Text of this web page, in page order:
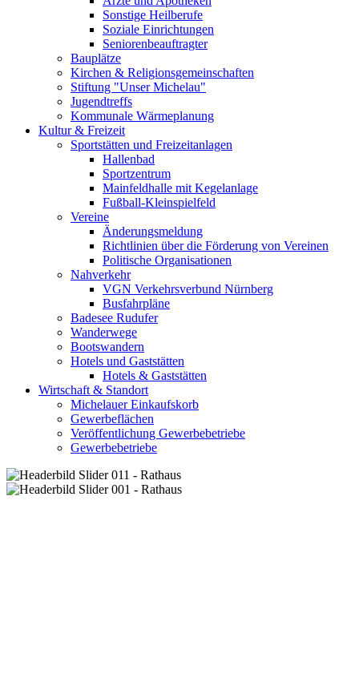
Sonstige Heilberufe
Soziale Einrichtungen
Seniorenbeauftragter
Bauplätze
Kirchen & Religionsgemeinschaften
Stiftung "Unser Michelau"
Jugendtreffs
Kommunale Wärmeplanung
Kultur & Freizeit
Sportstätten und Freizeitanlagen
Hallenbad
Sportzentrum
Mainfeldhalle mit Kegelanlage
Fußball-Kleinspielfeld
Vereine
Änderungsmeldung
Richtlinien über die Förderung von Vereinen
Politische Organisationen
Nahverkehr
VGN Verkehrsverbund Nürnberg
Busfahrpläne
Badesee Rudufer
Wanderwege
Bootswandern
Hotels und Gaststätten
Hotels & Gaststätten
Wirtschaft & Standort
Michelauer Einkaufskorb
Gewerbeflächen
Veröffentlichung Gewerbebetriebe
Gewerbebetriebe